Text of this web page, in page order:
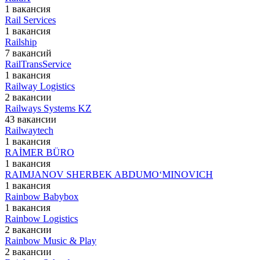
1 вакансия
Rail Services
1 вакансия
Railship
7 вакансий
RailTransService
1 вакансия
Railway Logistics
2 вакансии
Railways Systems KZ
43 вакансии
Railwaytech
1 вакансия
RAİMER BÜRO
1 вакансия
RAIMJANOV SHERBEK ABDUMO‘MINOVICH
1 вакансия
Rainbow Babybox
1 вакансия
Rainbow Logistics
2 вакансии
Rainbow Music & Play
2 вакансии